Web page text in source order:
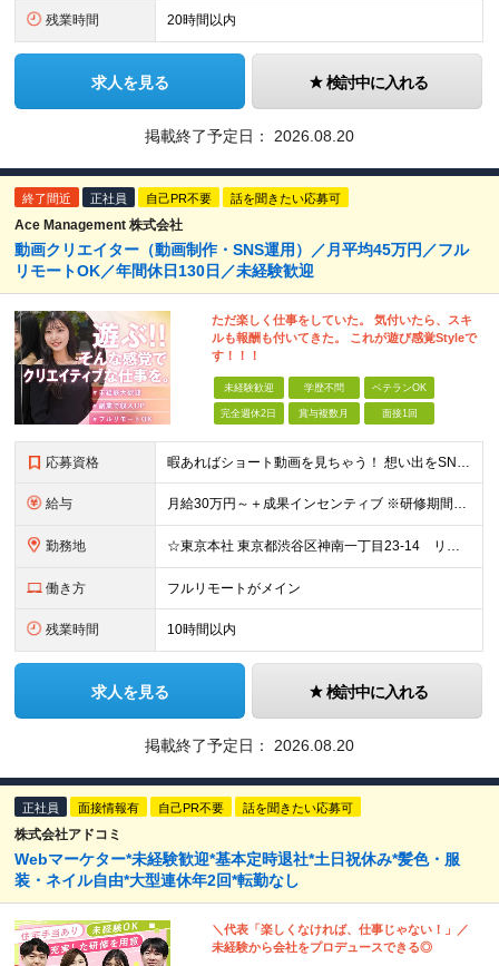
残業時間 20時間以内
求人を見る 検討中に入れる
掲載終了予定日： 2026.08.20
終了間近 正社員 自己PR不要 話を聞きたい応募可
Ace Management 株式会社
動画クリエイター（動画制作・SNS運用）／月平均45万円／フル
リモートOK／年間休日130日／未経験歓迎
ただ楽しく仕事をしていた。 気付いたら、スキ
ルも報酬も付いてきた。 これが遊び感覚Styleで
す！！！
未経験歓迎 学歴不問 ベテランOK
完全週休2日 賞与複数月 面接1回
応募資格 暇あればショート動画を見ちゃう！ 想い出をSNSにアップしちゃう！ 【そんな方が活躍できる会社です！！】 ＝＝＝ 今 の 仕 事 を 続 け て い て も 何 者 に も な れ な い 。
給与 月給30万円～＋成果インセンティブ ※研修期間6カ月間
勤務地 ☆東京本社 東京都渋谷区神南一丁目23-14 リージャス渋谷公園通り7F ☆新宿支社 東京都新宿区西新宿3-7-1 新宿パークタワー N棟30F ☆池袋支社 東京都豊島区南池袋1-16-15 ダイ
働き方 フルリモートがメイン
残業時間 10時間以内
求人を見る 検討中に入れる
掲載終了予定日： 2026.08.20
正社員 面接情報有 自己PR不要 話を聞きたい応募可
株式会社アドコミ
Webマーケター*未経験歓迎*基本定時退社*土日祝休み*髪色・服
装・ネイル自由*大型連休年2回*転勤なし
＼代表「楽しくなければ、仕事じゃない！」／
未経験から会社をプロデュースできる◎